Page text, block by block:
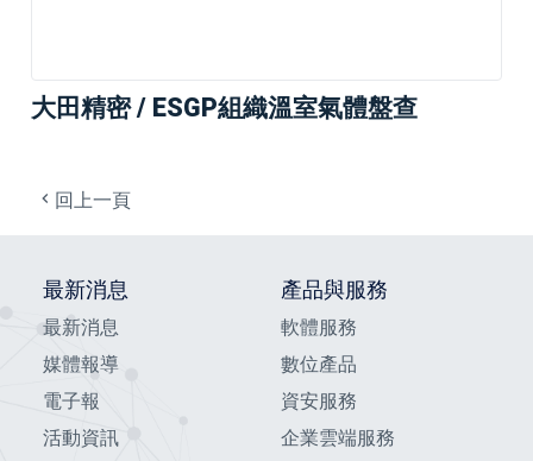
大田精密 / ESGP組織溫室氣體盤查
回上一頁
最新消息
最新消息
媒體報導
電子報
活動資訊
產品與服務
軟體服務
數位產品
資安服務
企業雲端服務